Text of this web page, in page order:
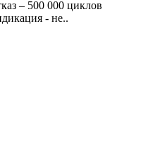
– 500 000 циклов
- не..